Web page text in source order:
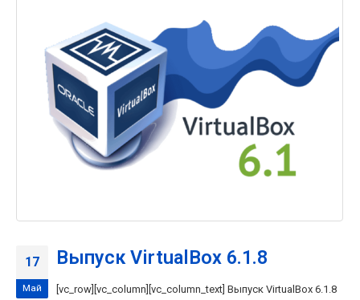
17
Май
Выпуск VirtualBox 6.1.8
[vc_row][vc_column][vc_column_text] Выпуск VirtualBox 6.1.8